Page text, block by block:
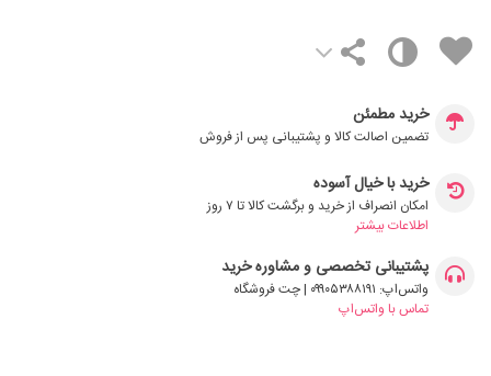
خرید مطمئن
تضمین اصالت کالا و پشتیبانی پس از فروش
خرید با خیال آسوده
امکان انصراف از خرید و برگشت کالا تا ۷ روز
اطلاعات بیشتر
پشتیبانی تخصصی و مشاوره خرید
واتس‌اپ: ۰۹۹۰۵۳۸۸۱۹۱ | چت فروشگاه
تماس با واتس‌اپ